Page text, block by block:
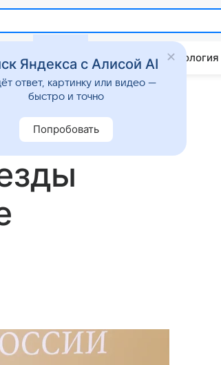
Гороскопы Стиль жизни Психология
до
Яндекса с Алисой AI
ответ, картинку или видео —
быстро и точно
Попробовать